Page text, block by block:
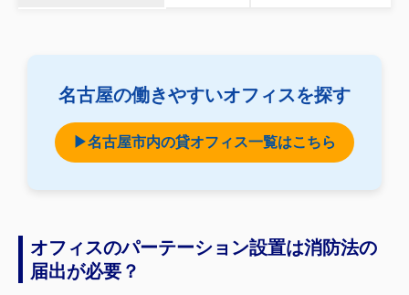
名古屋の働きやすいオフィスを探す
▶名古屋市内の貸オフィス一覧はこちら
オフィスのパーテーション設置は消防法の
届出が必要？